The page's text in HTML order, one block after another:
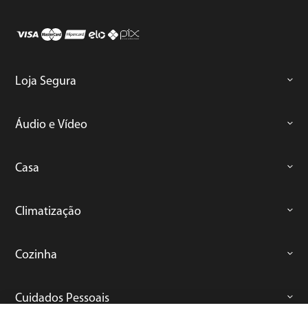
Loja Segura
Áudio e Vídeo
Casa
Climatização
Cozinha
Cuidados Pessoais